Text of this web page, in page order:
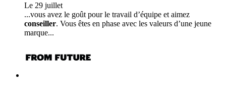
Le 29 juillet
...vous avez le goût pour le travail d’équipe et aimez
conseiller. Vous êtes en phase avec les valeurs d’une jeune
marque...